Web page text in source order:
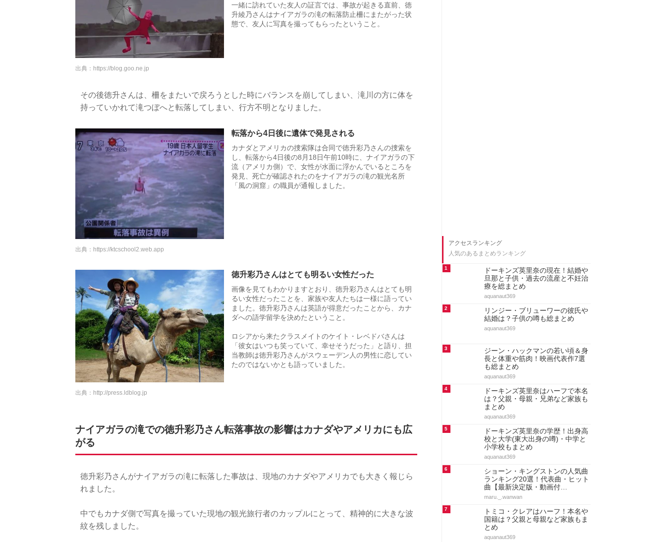
一緒に訪れていた友人の証言では、事故が起きる直前、徳
升綾乃さんはナイアガラの滝の転落防止柵にまたがった状
態で、友人に写真を撮ってもらったということ。
出典： https://blog.goo.ne.jp
その後徳升さんは、柵をまたいで戻ろうとした時にバランスを崩してしまい、滝川の方に体を
持っていかれて滝つぼへと転落してしまい、行方不明となりました。
転落から4日後に遺体で発見される
カナダとアメリカの捜索隊は合同で徳升彩乃さんの捜索を
し、転落から4日後の8月18日午前10時に、ナイアガラの下
流（アメリカ側）で、女性が水面に浮かんでいるところを
発見、死亡が確認されたのをナイアガラの滝の観光名所
「風の洞窟」の職員が通報しました。
出典： https://ktcschool2.web.app
徳升彩乃さんはとても明るい女性だった
画像を見てもわかりますとおり、徳升彩乃さんはとても明
るい女性だったことを、家族や友人たちは一様に語ってい
ました。徳升彩乃さんは英語が得意だったことから、カナ
ダへの語学留学を決めたということ。
ロシアから来たクラスメイトのケイト・レベドバさんは
「彼女はいつも笑っていて、幸せそうだった」と語り、担
当教師は徳升彩乃さんがスウェーデン人の男性に恋してい
たのではないかとも語っていました。
出典： http://press.ldblog.jp
ナイアガラの滝での徳升彩乃さん転落事故の影響はカナダやアメリカにも広
がる
徳升彩乃さんがナイアガラの滝に転落した事故は、現地のカナダやアメリカでも大きく報じら
れました。
中でもカナダ側で写真を撮っていた現地の観光旅行者のカップルにとって、精神的に大きな波
紋を残しました。
アクセスランキング
人気のあるまとめランキング
1
ドーキンズ英里奈の現在！結婚や
旦那と子供・過去の流産と不妊治
療を総まとめ
aquanaut369
2
リンジー・ブリューワーの彼氏や
結婚は？子供の噂も総まとめ
aquanaut369
3
ジーン・ハックマンの若い頃＆身
長と体重や筋肉！映画代表作7選
も総まとめ
aquanaut369
4
ドーキンズ英里奈はハーフで本名
は？父親・母親・兄弟など家族も
まとめ
aquanaut369
5
ドーキンズ英里奈の学歴！出身高
校と大学(東大出身の噂)・中学と
小学校もまとめ
aquanaut369
6
ショーン・キングストンの人気曲
ランキング20選！代表曲・ヒット
曲【最新決定版・動画付…
maru._.wanwan
7
トミコ・クレアはハーフ！本名や
国籍は？父親と母親など家族もま
とめ
aquanaut369